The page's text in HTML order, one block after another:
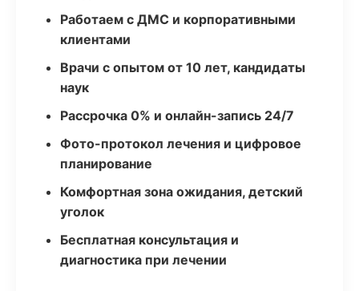
Работаем с ДМС и корпоративными
клиентами
Врачи с опытом от 10 лет, кандидаты
наук
Рассрочка 0% и онлайн-запись 24/7
Фото-протокол лечения и цифровое
планирование
Комфортная зона ожидания, детский
уголок
Бесплатная консультация и
диагностика при лечении